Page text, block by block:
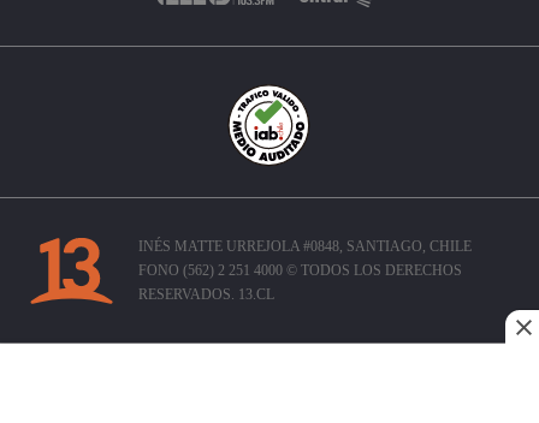
INÉS MATTE URREJOLA #0848, SANTIAGO, CHILE
FONO (562) 2 251 4000 © TODOS LOS DERECHOS
RESERVADOS. 13.CL